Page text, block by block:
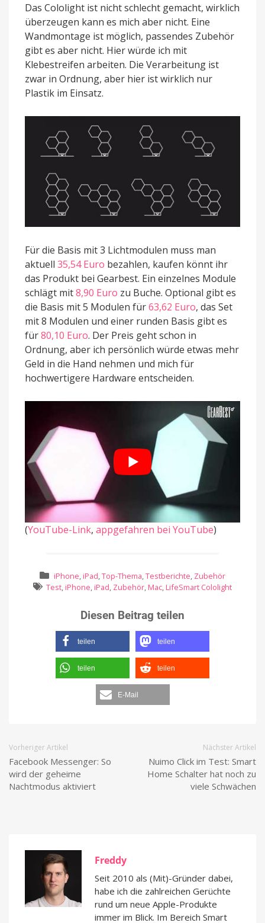
Das Cololight ist nicht schlecht gemacht, wirklich
überzeugen kann es mich aber nicht. Eine
Wandmontage ist möglich, passendes Zubehör
gibt es aber nicht. Hier würde ich mit
Klebestreifen arbeiten. Die Verarbeitung ist
zwar in Ordnung, aber hier ist wirklich nur
Plastik im Einsatz.
Für die Basis mit 3 Lichtmodulen muss man
aktuell 35,54 Euro bezahlen, kaufen könnt ihr
das Produkt bei Gearbest. Ein einzelnes Module
schlägt mit8,90 Euro zu Buche. Optional gibt es
die Basis mit 5 Modulen für63,62 Euro, das Set
mit 8 Modulen und einer runden Basis gibt es
für80,10 Euro. Der Preis geht schon in
Ordnung, aber ich persönlich würde etwas mehr
Geld in die Hand nehmen und mich für
hochwertigere Hardware entscheiden.
(YouTube-Link, appgefahren bei YouTube)
iPhone, iPad,Top-Thema,Testberichte, Zubehör
Test, iPhone, iPad, Zubehör, Mac, LifeSmart Cololight
Diesen Beitrag teilen
teilen teilen
teilen teilen
E-Mail
Vorheriger Artikel
Facebook Messenger: So
wird der geheime
Nachtmodus aktiviert
Nächster Artikel
Nuimo Click im Test: Smart
Home Schalter hat noch zu
viele Schwächen
Freddy
Seit 2010 als (Mit)-Gründer dabei,
habe ich die zahlreichen Gerüchte
rund um neue Apple-Produkte
immer im Blick. Im Bereich Smart